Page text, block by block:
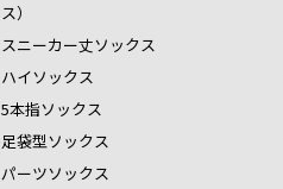
ス）
スニーカー丈ソックス
ハイソックス
5本指ソックス
足袋型ソックス
パーツソックス